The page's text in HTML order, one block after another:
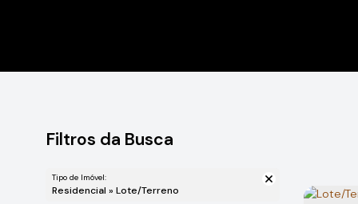
Filtros da Busca
Tipo de Imóvel:
Residencial » Lote/Terreno